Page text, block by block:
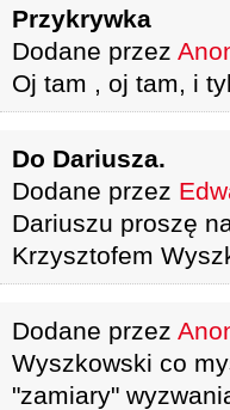
Przykrywka
Dodane przez
Oj tam , oj tam, i
Do Dariusza.
Dodane przez
Dariuszu proszę
Krzysztofem
Dodane przez
Wyszkowski co
"zamiary"